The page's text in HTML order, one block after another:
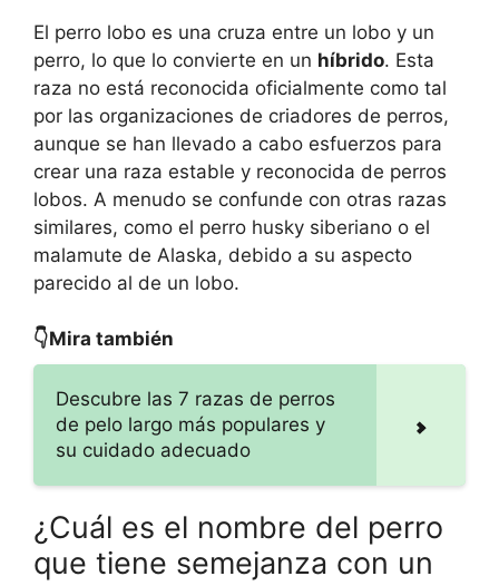
El perro lobo es una cruza entre un lobo y un
perro, lo que lo convierte en un híbrido. Esta
raza no está reconocida oficialmente como tal
por las organizaciones de criadores de perros,
aunque se han llevado a cabo esfuerzos para
crear una raza estable y reconocida de perros
lobos. A menudo se confunde con otras razas
similares, como el perro husky siberiano o el
malamute de Alaska, debido a su aspecto
parecido al de un lobo.
👇Mira también
Descubre las 7 razas de perros
de pelo largo más populares y
su cuidado adecuado
¿Cuál es el nombre del perro
que tiene semejanza con un